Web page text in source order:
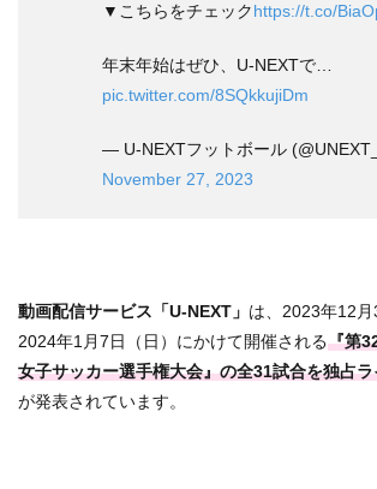
▼こちらをチェックhttps://t.co/
年末年始はぜひ、U-NEXTで…
pic.twitter.com/8SQkkujiDm
— U-NEXTフットボール
November 27, 2023
動画配信サービス「U-NEXT」 は、2023年12
2024年1月7日（日）にかけて開催される『第
女子サッカー選手権大会』の全31試合を独占
が発表されています。